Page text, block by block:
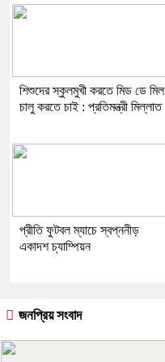
শিশুদের স্কুলমুখী করতে মিড ডে মিল
চালু করতে চাই : প্রতিমন্ত্রী মিল্লাত
প্রীতি ফুটবল ম্যাচে স্বপ্ননীড়
একাদশ চ্যাম্পিয়ন
জনপ্রিয় সংবাদ